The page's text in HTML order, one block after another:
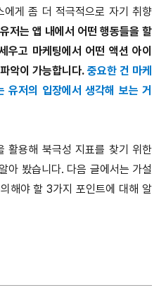
에게 좀 더 적극적으로 자기 취향
저는 앱 내에서 어떤 행동들을 할
우고 마케팅에서 어떤 액션 아이
악이 가능합니다. 중요한 건 마케
유저의 입장에서 생각해 보는 거
활용해 북극성 지표를 찾기 위한
아 봤습니다. 다음 글에서는 가설
해야 할 3가지 포인트에 대해 알